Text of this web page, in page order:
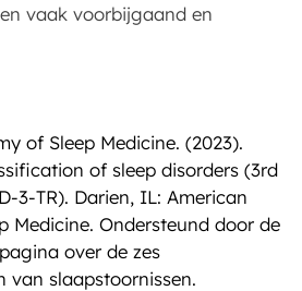
vaak voorbijgaand en
of Sleep Medicine. (2023).
of sleep disorders (3rd
3-TR). Darien, IL: American
Medicine. Ondersteund door de
over de zes
van slaapstoornissen.